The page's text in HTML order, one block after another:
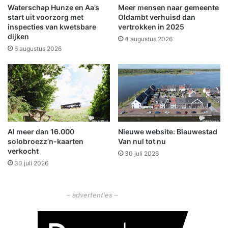
t
o
p
g
d
b
r
a
d
w
e
e
r
w
e
d
s
t
Waterschap Hunze en Aa’s
start uit voorzorg met
inspecties van kwetsbare
dijken
6 augustus 2026
Meer mensen naar gemeente
Oldambt verhuisd dan
vertrokken in 2025
4 augustus 2026
Al meer dan 16.000
solobroezz’n-kaarten
verkocht
30 juli 2026
Nieuwe website: Blauwestad
Van nul tot nu
30 juli 2026
– advertenties –